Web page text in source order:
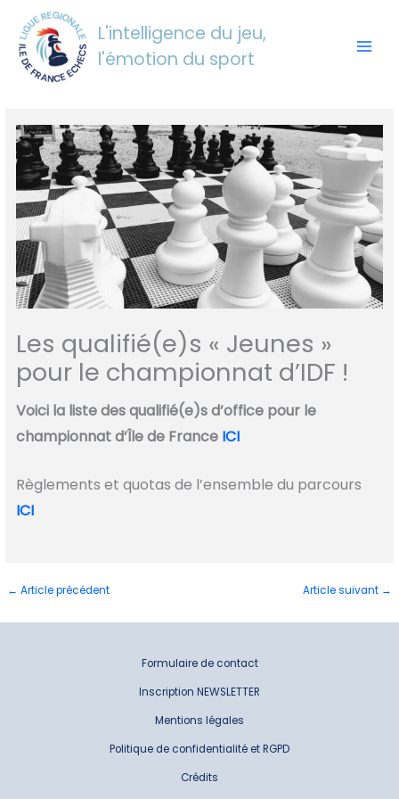
contenu
L'intelligence du jeu,
l'émotion du sport
Les qualifié(e)s « Jeunes »
pour le championnat d’IDF !
Voici la liste des qualifié(e)s d’office pour le
championnat d’Île de France ICI
Règlements et quotas de l’ensemble du parcours
ICI
← Article précédent Article suivant →
Formulaire de contact
Inscription NEWSLETTER
Mentions légales
Politique de confidentialité et RGPD
Crédits